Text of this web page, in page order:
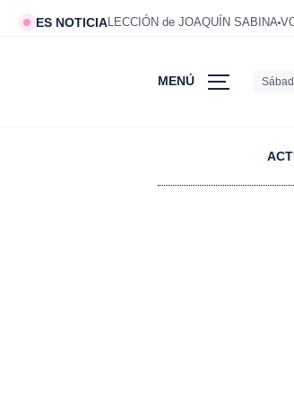
ES NOTICIALECCIÓN de JOAQUÍN SABINA
MENÚ